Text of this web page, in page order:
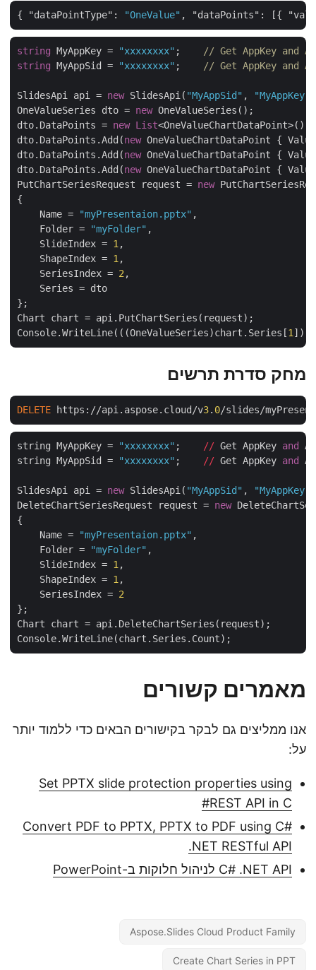
{ "dataPointType" : "OneValue" , "dataPoints" : [{
string MyAppKey = "xxxxxxxx" ; // Get AppKey and
string MyAppSid = "xxxxxxxx" ; // Get AppKey and
SlidesApi api = new SlidesApi("MyAppSid" ,
OneValueSeries dto = new OneValueSeries();
dto.DataPoints = new List
dto.DataPoints.Add(new OneValueChartDataPoint {
dto.DataPoints.Add(new OneValueChartDataPoint {
dto.DataPoints.Add(new OneValueChartDataPoint {
PutChartSeriesRequest request = new
    Name =
"myPresentaion.pptx"
    Folder =
"myFolder"
    SlideIndex =
1
    ShapeIndex =
1
    SeriesIndex =
2
    Series = dto
};
Chart chart = api.PutChartSeries(request);
Console.WriteLine(((OneValueSeries)chart.Series[ 1
מחק סדרת תרשים
DELETE https://api.aspose.cloud/v3.0/slides/
string MyAppKey = "xxxxxxxx" ; // Get AppKey and
string MyAppSid = "xxxxxxxx" ; // Get AppKey and
SlidesApi api = new SlidesApi("MyAppSid" ,
DeleteChartSeriesRequest request = new
    Name =
"myPresentaion.pptx"
    Folder =
"myFolder"
    SlideIndex =
1
    ShapeIndex =
1
    SeriesIndex =
};
Chart chart = api.DeleteChartSeries(request);
מאמרים קשורים
אנו ממליצים גם לבקר בקישורים הבאים כדי ללמוד יותר
על:
Set PPTX slide protection properties using
REST API in C#
Convert PDF to PPTX, PPTX to PDF using C#
.NET RESTful API
C# .NET API לניהול חלוקות ב-PowerPoint
Aspose.Slides Cloud Product Family
Create Chart Series in PPT